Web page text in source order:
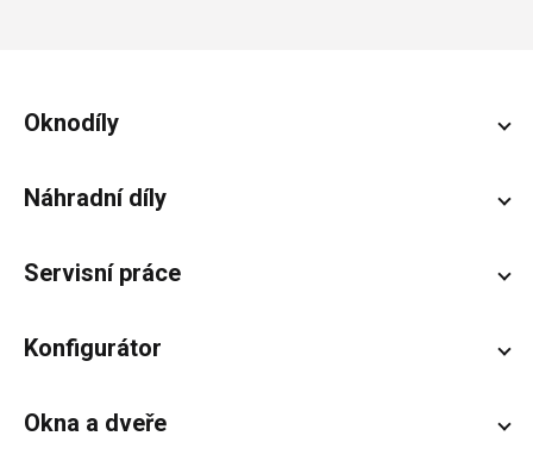
Zápatí
Oknodíly
Náhradní díly
Servisní práce
Konfigurátor
Okna a dveře